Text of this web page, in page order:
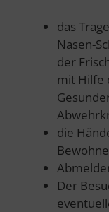
das
Nasen-
der
mit Hilfe
die
Der